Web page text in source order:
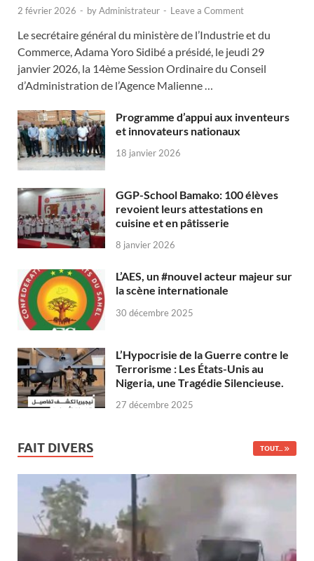
2 février 2026 - byAdministrateur - Leave a Comment
Le secrétaire général du ministère de l’Industrie et du
Commerce, Adama Yoro Sidibé a présidé, le jeudi 29
janvier 2026, la 14ème Session Ordinaire du Conseil
d’Administration de l’Agence Malienne …
Programme d’appui aux inventeurs
et innovateurs nationaux
18 janvier 2026
GGP-School Bamako: 100 élèves
revoient leurs attestations en
cuisine et en pâtisserie
8 janvier 2026
L’AES, un #nouvel acteur majeur sur
la scène internationale
30 décembre 2025
L’Hypocrisie de la Guerre contre le
Terrorisme : Les États-Unis au
Nigeria, une Tragédie Silencieuse.
27 décembre 2025
FAIT DIVERS TOUT...